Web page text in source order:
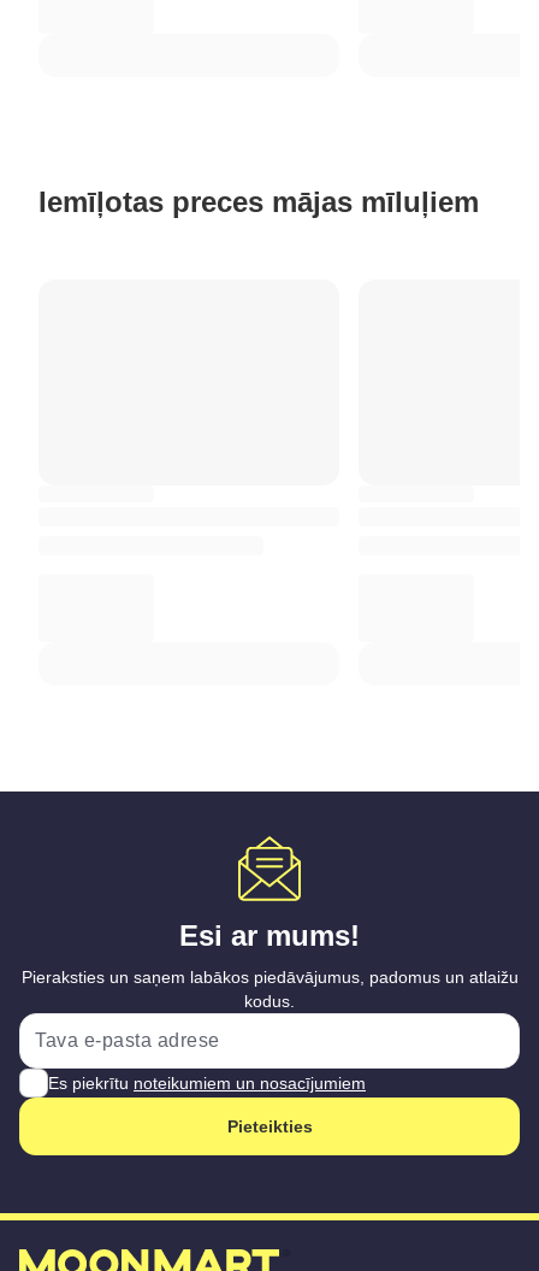
Iemīļotas preces mājas mīluļiem
Esi ar mums!
Pieraksties un saņem labākos piedāvājumus, padomus un atlaižu
kodus.
Es piekrītu noteikumiem un nosacījumiem
Pieteikties